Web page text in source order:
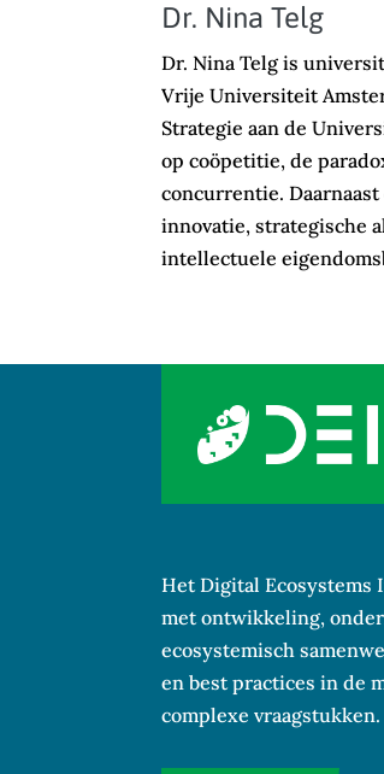
Dr. Nina Telg
Dr. Nina Telg is
Vrije Universiteit
Strategie aan de
op coöpetitie, de
concurrentie.
innovatie, strategische
intellectuele
Het Digital
met ontwikkeling,
ecosystemisch
en best practices in de
complexe vraagstukken.